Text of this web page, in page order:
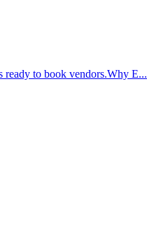
ready to book vendors.Why E...